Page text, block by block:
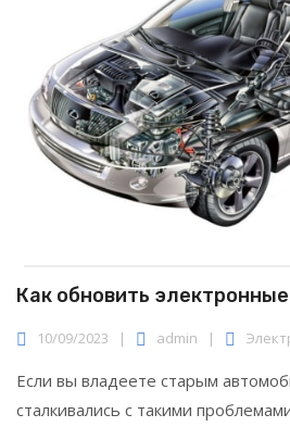
Как обновить
10/09/2023 | admin |
Если вы владеете старым
сталкивались с такими